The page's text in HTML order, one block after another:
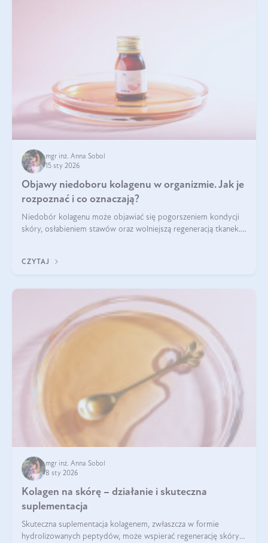
mgr inż. Anna Sobol
15 sty 2026
Objawy niedoboru kolagenu w organizmie. Jak je
rozpoznać i co oznaczają?
Niedobór kolagenu może objawiać się pogorszeniem kondycji
skóry, osłabieniem stawów oraz wolniejszą regeneracją tkanek.
osłabienie włosów.
CZYTAJ
mgr inż. Anna Sobol
8 sty 2026
Kolagen na skórę – działanie i skuteczna
suplementacja
Skuteczna suplementacja kolagenem, zwłaszcza w formie
hydrolizowanych peptydów, może wspierać regenerację skóry i